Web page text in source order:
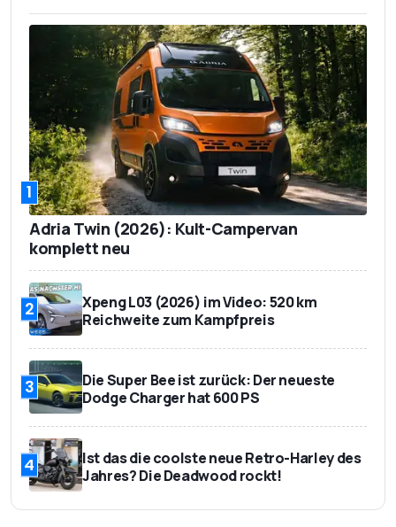
1
Adria Twin (2026): Kult-Campervan
komplett neu
2
Xpeng L03 (2026) im Video: 520 km
Reichweite zum Kampfpreis
3
Die Super Bee ist zurück: Der neueste
Dodge Charger hat 600 PS
4
Ist das die coolste neue Retro-Harley des
Jahres? Die Deadwood rockt!